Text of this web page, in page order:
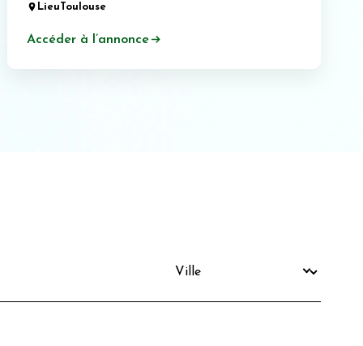
LieuToulouse
Accéder à l’annonce